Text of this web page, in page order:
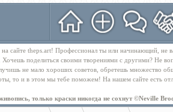
на сайте theps.art! Профессионал ты или начинающий,
Хочешь поделиться своими творениями с другими? Не
не мало хороших советов, обретешь множество
то и в этом мы тебе поможем! На нашем сайте есть
только краски никогда не сохнут ©Neville